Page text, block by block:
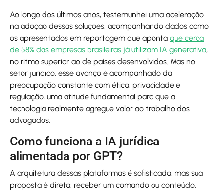
Ao longo dos últimos anos, testemunhei uma aceleração
na adoção dessas soluções, acompanhando dados como
os apresentados em reportagem que aponta que cerca
de 58% das empresas brasileiras já utilizam IA generativa,
no ritmo superior ao de países desenvolvidos. Mas no
setor jurídico, esse avanço é acompanhado da
preocupação constante com ética, privacidade e
regulação, uma atitude fundamental para que a
tecnologia realmente agregue valor ao trabalho dos
advogados.
Como funciona a IA jurídica
alimentada por GPT?
A arquitetura dessas plataformas é sofisticada, mas sua
proposta é direta: receber um comando ou conteúdo,